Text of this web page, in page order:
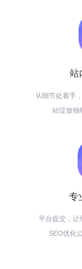
站
从细节处着手
站绽放独
专
平台提交，让
SEO优化